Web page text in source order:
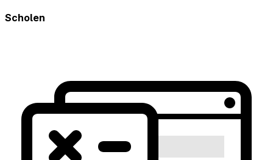
Scholen